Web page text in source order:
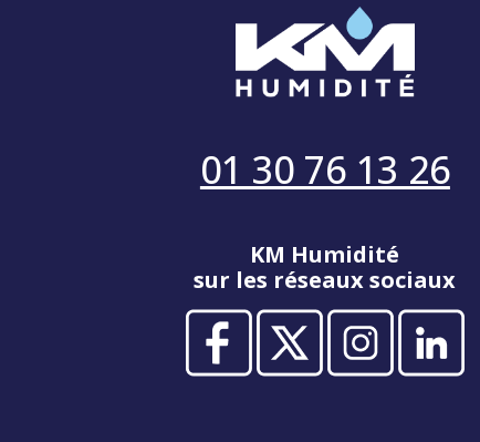
01 30 76 13 26
KM Humidité
sur les réseaux sociaux